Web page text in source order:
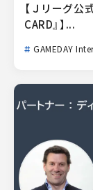
【Ｊリーグ公
CARD』】...
GAMEDAY